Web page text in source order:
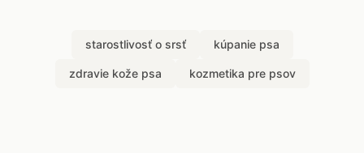
starostlivosť o srsť kúpanie psa
zdravie kože psa kozmetika pre psov